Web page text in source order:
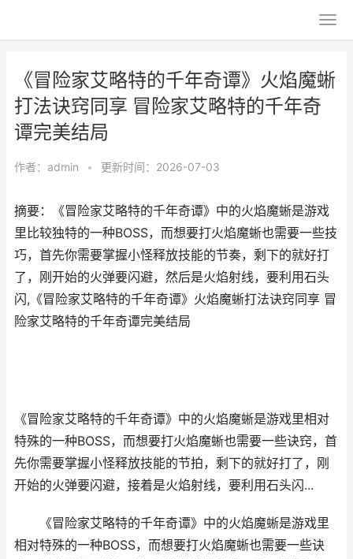
《冒险家艾略特的千年奇谭》火焰魔蜥
打法诀窍同享 冒险家艾略特的千年奇
谭完美结局
作者： admin • 更新时间：2026-07-03
摘要：《冒险家艾略特的千年奇谭》中的火焰魔蜥是游戏
里比较独特的一种BOSS，而想要打火焰魔蜥也需要一些技
巧，首先你需要掌握小怪释放技能的节奏，剩下的就好打
了，刚开始的火弹要闪避，然后是火焰射线，要利用石头
闪,《冒险家艾略特的千年奇谭》火焰魔蜥打法诀窍同享 冒
险家艾略特的千年奇谭完美结局
《冒险家艾略特的千年奇谭》中的火焰魔蜥是游戏里相对
特殊的一种BOSS，而想要打火焰魔蜥也需要一些诀窍，首
先你需要掌握小怪释放技能的节拍，剩下的就好打了，刚
开始的火弹要闪避，接着是火焰射线，要利用石头闪...
《冒险家艾略特的千年奇谭》中的火焰魔蜥是游戏里
相对特殊的一种BOSS，而想要打火焰魔蜥也需要一些诀